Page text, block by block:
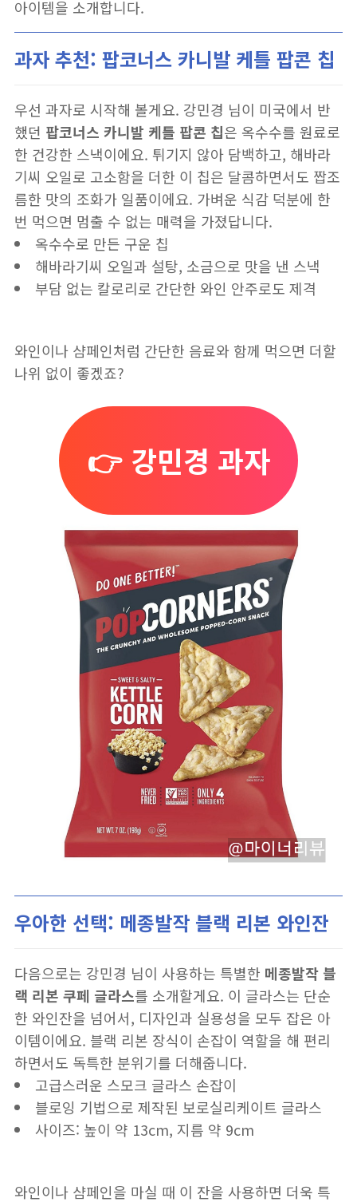
아이템을 소개합니다.
과자 추천: 팝코너스 카니발 케틀 팝콘 칩
우선 과자로 시작해 볼게요. 강민경 님이 미국에서 반
했던 팝코너스 카니발 케틀 팝콘 칩은 옥수수를 원료로
한 건강한 스낵이에요. 튀기지 않아 담백하고, 해바라
기씨 오일로 고소함을 더한 이 칩은 달콤하면서도 짭조
름한 맛의 조화가 일품이에요. 가벼운 식감 덕분에 한
번 먹으면 멈출 수 없는 매력을 가졌답니다.
옥수수로 만든 구운 칩
해바라기씨 오일과 설탕, 소금으로 맛을 낸 스낵
부담 없는 칼로리로 간단한 와인 안주로도 제격
와인이나 샴페인처럼 간단한 음료와 함께 먹으면 더할
나위 없이 좋겠죠?
👉 강민경 과자
우아한 선택: 메종발작 블랙 리본 와인잔
다음으로는 강민경 님이 사용하는 특별한 메종발작 블
랙 리본 쿠페 글라스를 소개할게요. 이 글라스는 단순
한 와인잔을 넘어서, 디자인과 실용성을 모두 잡은 아
이템이에요. 블랙 리본 장식이 손잡이 역할을 해 편리
하면서도 독특한 분위기를 더해줍니다.
고급스러운 스모크 글라스 손잡이
블로잉 기법으로 제작된 보로실리케이트 글라스
사이즈: 높이 약 13cm, 지름 약 9cm
와인이나 샴페인을 마실 때 이 잔을 사용하면 더욱 특